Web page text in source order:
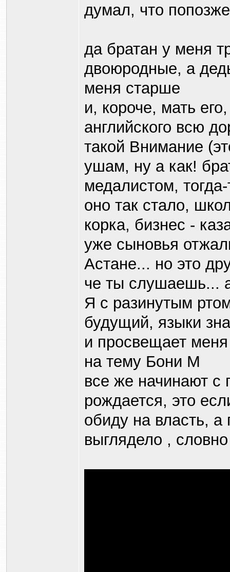
думал, что
да братан у меня
двоюродные, а
меня старше
и, короче, мать
английского всю
такой Внимание
ушам, ну а как!
медалистом,
оно так стало,
корка, бизнес -
уже сыновья
Астане... но это
че ты слушаешь...
Я с разинутым
будущий, языки
и просвещает меня
на тему Бони М
все же начинают с
рождается, это
обиду на власть,
выглядело ,